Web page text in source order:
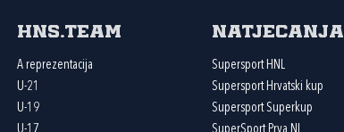
HNS.team
A reprezentacija
U-21
U-19
Natjecanja
Supersport HNL
Supersport Hrvatski kup
Supersport Superkup